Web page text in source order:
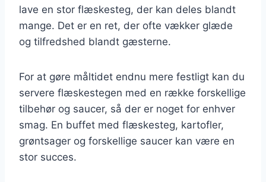
lave en stor flæskesteg, der kan deles blandt
mange. Det er en ret, der ofte vækker glæde
og tilfredshed blandt gæsterne.
For at gøre måltidet endnu mere festligt kan du
servere flæskestegen med en række forskellige
tilbehør og saucer, så der er noget for enhver
smag. En buffet med flæskesteg, kartofler,
grøntsager og forskellige saucer kan være en
stor succes.